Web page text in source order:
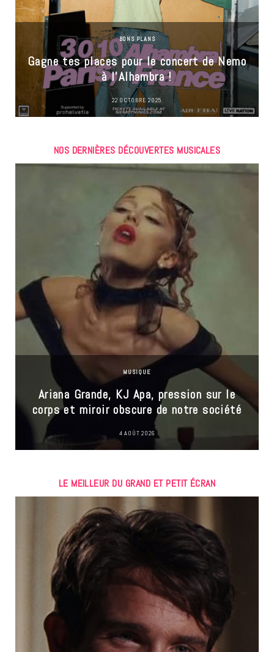
BONS PLANS
Gagne tes places pour le concert de Nemo
à l’Alhambra !
22 OCTOBRE 2025
NOS DERNIÈRES DÉCOUVERTES MUSICALES
MUSIQUE
Ariana Grande, KJ Apa, pression sur le
corps et miroir obscure de notre société
4 AOÛT 2026
LE MEILLEUR DU GRAND ET PETIT ÉCRAN